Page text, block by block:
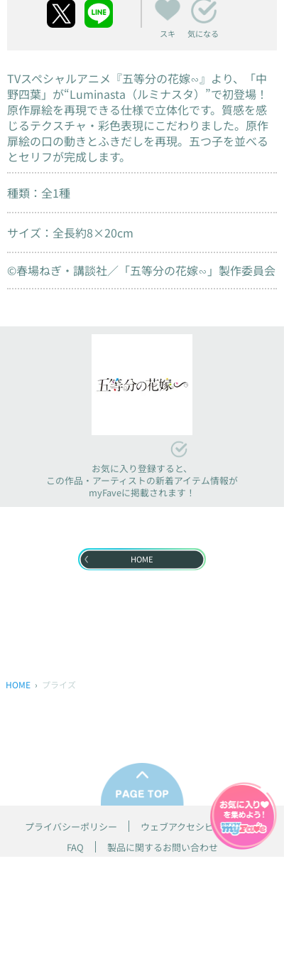
スキ 気になる
TVスペシャルアニメ『五等分の花嫁∽』より、「中
野四葉」が“Luminasta（ルミナスタ）”で初登場！
原作扉絵を再現できる仕様で立体化です。質感を感
じるテクスチャ・彩色表現にこだわりました。原作
扉絵の口の動きとふきだしを再現。五つ子を並べる
とセリフが完成します。
種類：全1種
サイズ：全長約8×20cm
©春場ねぎ・講談社／「五等分の花嫁∽」製作委員会
お気に入り登録すると、
この作品・アーティストの新着アイテム情報が
myFaveに掲載されます！
HOME
HOME プライズ
プライバシーポリシー
ウェブアクセシビリティ方針
FAQ
製品に関するお問い合わせ